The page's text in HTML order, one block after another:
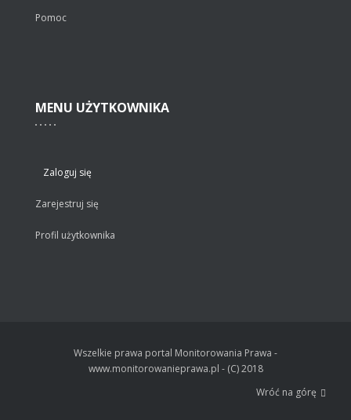
Pomoc
MENU UŻYTKOWNIKA
Zaloguj się
Zarejestruj się
Profil użytkownika
Wszelkie prawa portal Monitorowania Prawa -
www.monitorowanieprawa.pl - (C) 2018
Wróć na górę